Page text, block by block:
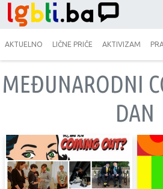
AKTUELNO LIČNE PRIČE AKTIVIZAM
MEĐUNARODNI
DAN